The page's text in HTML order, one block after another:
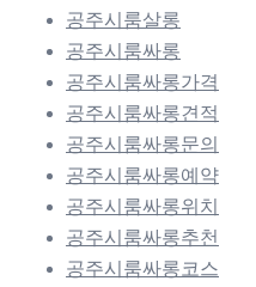
공주시룸살롱
공주시룸싸롱
공주시룸싸롱가격
공주시룸싸롱견적
공주시룸싸롱문의
공주시룸싸롱예약
공주시룸싸롱위치
공주시룸싸롱추천
공주시룸싸롱코스